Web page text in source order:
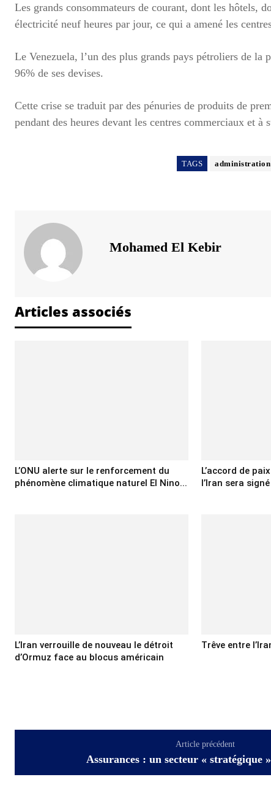
Les grands consommateurs de courant, dont les hôtels,
électricité neuf heures par jour, ce qui a amené les
Le Venezuela, l’un des plus grands pays pétroliers de
96% de ses devises.
Cette crise se traduit par des pénuries de produits de
pendant des heures devant les centres commerciaux et
TAGS administration
Mohamed El Kebir
Articles associés
L’ONU alerte sur le renforcement du
phénomène climatique naturel El Nino...
L’accord de
l’Iran sera
L’Iran verrouille de nouveau le détroit
d’Ormuz face au blocus américain
Trêve entre
Article précédent
Assurances : un secteur « stratégique